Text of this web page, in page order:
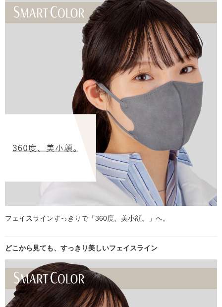
フェイスラインすっきりで「360度、美小顔。」へ。
どこから見ても、すっきり美しいフェイスライン